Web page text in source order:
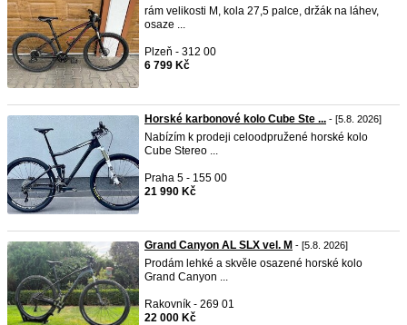
rám velikosti M, kola 27,5 palce, držák na láhev,
osaze ...
Plzeň - 312 00
6 799 Kč
Horské karbonové kolo Cube Ste ... - [5.8. 2026]
Nabízím k prodeji celoodpružené horské kolo
Cube Stereo ...
Praha 5 - 155 00
21 990 Kč
Grand Canyon AL SLX vel. M - [5.8. 2026]
Prodám lehké a skvěle osazené horské kolo
Grand Canyon ...
Rakovník - 269 01
22 000 Kč